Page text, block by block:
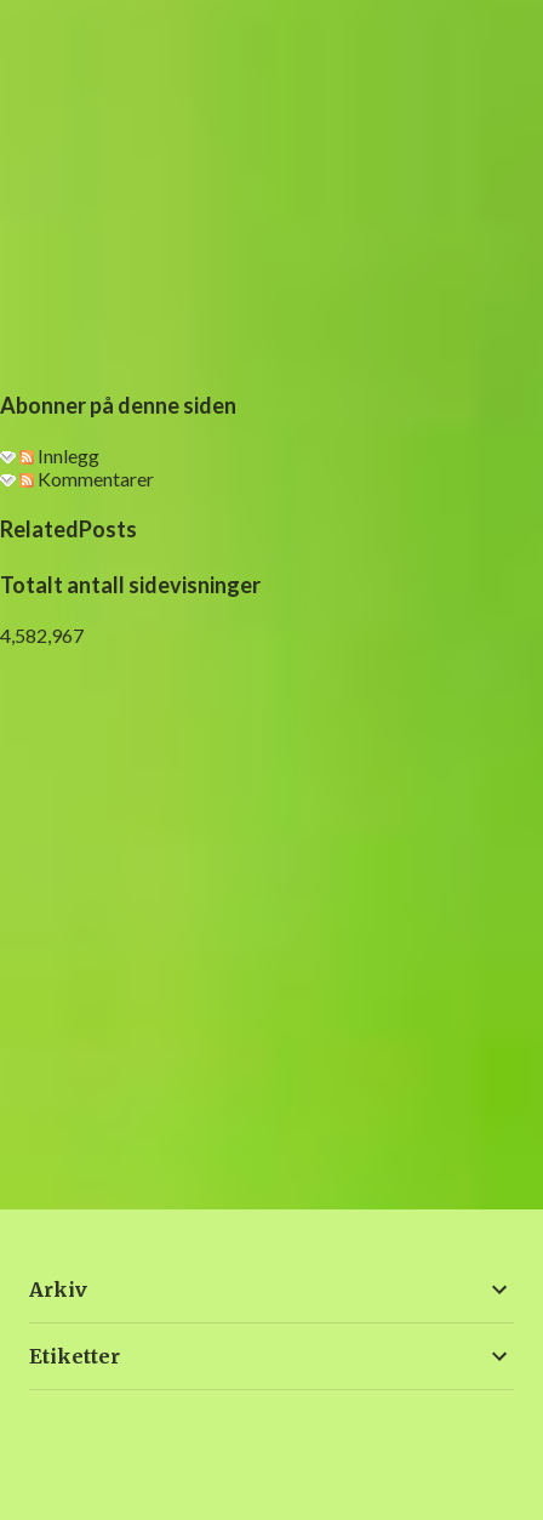
Abonner på denne siden
Innlegg
Kommentarer
RelatedPosts
Totalt antall sidevisninger
4,582,967
Arkiv
Etiketter